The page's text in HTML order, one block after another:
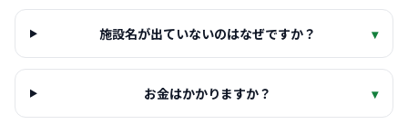
施設名が出ていないのはなぜですか？ ▾
お金はかかりますか？ ▾